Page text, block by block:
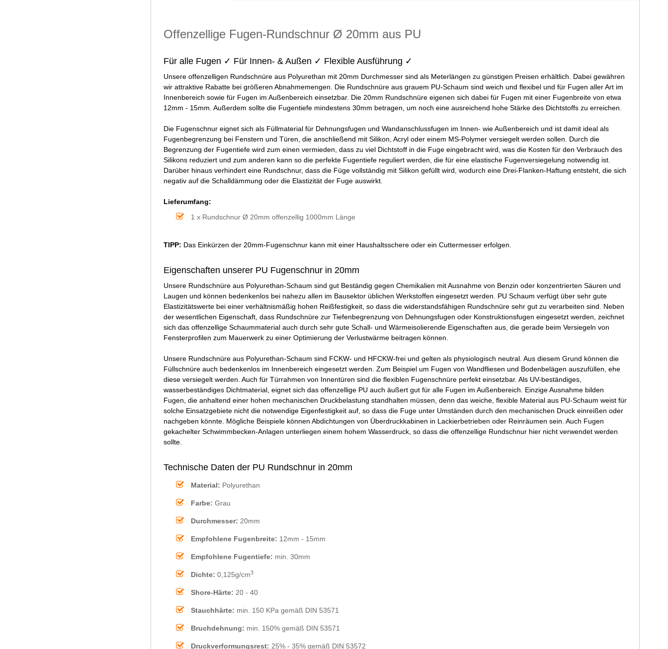
Offenzellige Fugen-Rundschnur Ø 20mm aus PU
Für alle Fugen ✓ Für Innen- & Außen ✓ Flexible Ausführung ✓
Unsere offenzelligen Rundschnüre aus Polyurethan mit 20mm Durchmesser sind als Meterlängen zu günstigen Preisen erhältlich. Dabei gewähren
wir attraktive Rabatte bei größeren Abnahmemengen. Die Rundschnüre aus grauem PU-Schaum sind weich und flexibel und für Fugen aller Art im
Innenbereich sowie für Fugen im Außenbereich einsetzbar. Die 20mm Rundschnüre eigenen sich dabei für Fugen mit einer Fugenbreite von etwa
12mm - 15mm. Außerdem sollte die Fugentiefe mindestens 30mm betragen, um noch eine ausreichend hohe Stärke des Dichtstoffs zu erreichen.
Die Fugenschnur eignet sich als Füllmaterial für Dehnungsfugen und Wandanschlussfugen im Innen- wie Außenbereich und ist damit ideal als
Fugenbegrenzung bei Fenstern und Türen, die anschließend mit Silikon, Acryl oder einem MS-Polymer versiegelt werden sollen. Durch die
Begrenzung der Fugentiefe wird zum einen vermieden, dass zu viel Dichtstoff in die Fuge eingebracht wird, was die Kosten für den Verbrauch des
Silikons reduziert und zum anderen kann so die perfekte Fugentiefe reguliert werden, die für eine elastische Fugenversiegelung notwendig ist.
Darüber hinaus verhindert eine Rundschnur, dass die Füge vollständig mit Silikon gefüllt wird, wodurch eine Drei-Flanken-Haftung entsteht, die sich
negativ auf die Schalldämmung oder die Elastizität der Fuge auswirkt.
Lieferumfang:
1 x Rundschnur Ø 20mm offenzellig 1000mm Länge
TIPP: Das Einkürzen der 20mm-Fugenschnur kann mit einer Haushaltsschere oder ein Cuttermesser erfolgen.
Eigenschaften unserer PU Fugenschnur in 20mm
Unsere Rundschnüre aus Polyurethan-Schaum sind gut Beständig gegen Chemikalien mit Ausnahme von Benzin oder konzentrierten Säuren und
Laugen und können bedenkenlos bei nahezu allen im Bausektor üblichen Werkstoffen eingesetzt werden. PU Schaum verfügt über sehr gute
Elastizitätswerte bei einer verhältnismäßig hohen Reißfestigkeit, so dass die widerstandsfähigen Rundschnüre sehr gut zu verarbeiten sind. Neben
der wesentlichen Eigenschaft, dass Rundschnüre zur Tiefenbegrenzung von Dehnungsfugen oder Konstruktionsfugen eingesetzt werden, zeichnet
sich das offenzellige Schaummaterial auch durch sehr gute Schall- und Wärmeisolierende Eigenschaften aus, die gerade beim Versiegeln von
Fensterprofilen zum Mauerwerk zu einer Optimierung der Verlustwärme beitragen können.
Unsere Rundschnüre aus Polyurethan-Schaum sind FCKW- und HFCKW-frei und gelten als physiologisch neutral. Aus diesem Grund können die
Füllschnüre auch bedenkenlos im Innenbereich eingesetzt werden. Zum Beispiel um Fugen von Wandfliesen und Bodenbelägen auszufüllen, ehe
diese versiegelt werden. Auch für Türrahmen von Innentüren sind die flexiblen Fugenschnüre perfekt einsetzbar. Als UV-beständiges,
wasserbeständiges Dichtmaterial, eignet sich das offenzellige PU auch äußert gut für alle Fugen im Außenbereich. Einzige Ausnahme bilden
Fugen, die anhaltend einer hohen mechanischen Druckbelastung standhalten müssen, denn das weiche, flexible Material aus PU-Schaum weist für
solche Einsatzgebiete nicht die notwendige Eigenfestigkeit auf, so dass die Fuge unter Umständen durch den mechanischen Druck einreißen oder
nachgeben könnte. Mögliche Beispiele können Abdichtungen von Überdruckkabinen in Lackierbetrieben oder Reinräumen sein. Auch Fugen
gekachelter Schwimmbecken-Anlagen unterliegen einem hohem Wasserdruck, so dass die offenzellige Rundschnur hier nicht verwendet werden
sollte.
Technische Daten der PU Rundschnur in 20mm
Material: Polyurethan
Farbe: Grau
Durchmesser: 20mm
Empfohlene Fugenbreite: 12mm - 15mm
Empfohlene Fugentiefe: min. 30mm
Dichte: 0,125g/cm3
Shore-Härte: 20 - 40
Stauchhärte: min. 150 KPa gemäß DIN 53571
Bruchdehnung: min. 150% gemäß DIN 53571
Druckverformungsrest: 25% - 35% gemäß DIN 53572